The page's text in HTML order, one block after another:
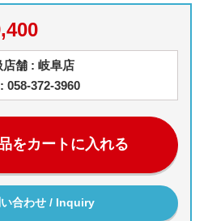
店舗 : 岐阜店
058-372-3960
をカートに入れる
い合わせ / Inquiry